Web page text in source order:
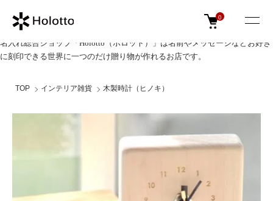
名入れ総合ショップ「Holotto（ホロット）」は名前やメッセージなどお好き
に刻印できる世界に一つのだけ贈り物が作れるお店です。
0
TOP インテリア雑貨 木製時計（ヒノキ）